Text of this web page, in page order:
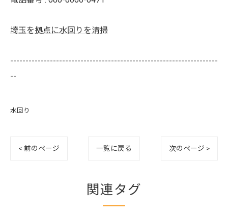
埼玉を拠点に水回りを清掃
--------------------------------------------------------------------
--
水回り
< 前のページ 一覧に戻る 次のページ >
関連タグ